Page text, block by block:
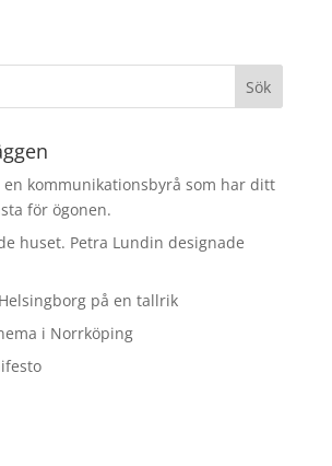
kommunikationsbyrå som har ditt
för ögonen.
huset. Petra Lundin designade
på en tallrik
i Norrköping